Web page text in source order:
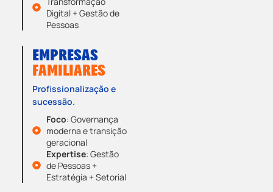
Digital + Gestão de
Pessoas
EMPRESAS
FAMILIARES
Profissionalização e
sucessão.
Foco: Governança
moderna e transição
geracional
Expertise: Gestão
de Pessoas +
Estratégia + Setorial